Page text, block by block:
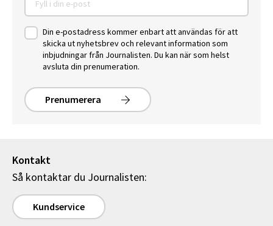
Din e-postadress kommer enbart att användas för att
skicka ut nyhetsbrev och relevant information som
inbjudningar från Journalisten. Du kan när som helst
avsluta din prenumeration.
Prenumerera
Kontakt
Så kontaktar du Journalisten:
Kundservice